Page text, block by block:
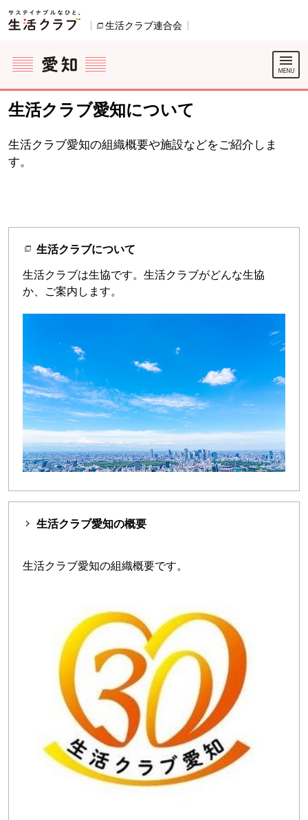
ページの先頭です。
生活クラブ連合会
ここからサイト内共通メニューです。
サイト内共通メニューをスキップする
サイト内共通メニューここまで。
生活クラブ愛知について
生活クラブ愛知の組織概要や施設などをご紹介しま
す。
生活クラブについて
生活クラブは生協です。生活クラブがどんな生協
か、ご案内します。
生活クラブ愛知の概要
生活クラブ愛知の組織概要です。